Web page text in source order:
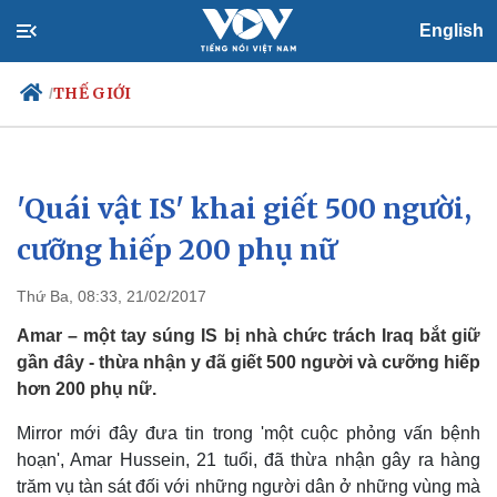
English
/THẾ GIỚI
Chính trị
Đảng
Tổ chức nhân sự
Nhận diện sự thật
Xã hội
Dự báo thời tiết
Việc làm
Biển đảo
'Quái vật IS' khai giết 500 người,
cưỡng hiếp 200 phụ nữ
Thứ Ba, 08:33, 21/02/2017
Amar – một tay súng IS bị nhà chức trách Iraq bắt giữ
gần đây - thừa nhận y đã giết 500 người và cưỡng hiếp
hơn 200 phụ nữ.
Mirror mới đây đưa tin trong 'một cuộc phỏng vấn bệnh
hoạn', Amar Hussein, 21 tuổi, đã thừa nhận gây ra hàng
trăm vụ tàn sát đối với những người dân ở những vùng mà